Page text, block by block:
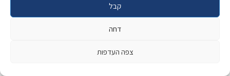
קבל
דחה
צפה העדפות